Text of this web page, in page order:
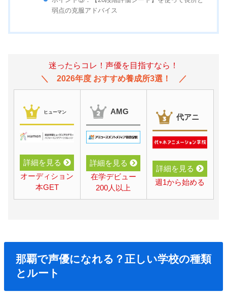
弱点の克服アドバイス
迷ったらコレ！声優を目指すなら！
2026年度 おすすめ養成所3選！
ヒューマン
詳細を見る
オーディション
本GET
AMG
詳細を見る
在学デビュー
200人以上
代アニ
詳細を見る
週1から始める
那覇で声優になれる？正しい学校の種類
とルート